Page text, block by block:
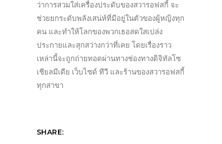
ว่าการสวมใส่เครื่องประดับของสวารอฟสกี้ จะ
ช่วยยกระดับพลังเสน่ห์ที่มีอยู่ในตัวของผู้หญิงทุก
คน และทำให้โลกของพวกเธอสดใสเปล่ง
ประกายและสุกสว่างกว่าที่เคย โดยเรื่องราว
เหล่านี้จะถูกถ่ายทอดผ่านทางช่องทางดิจิทัลโซ
เชียลมีเดีย เว็บไซด์ ทีวี และร้านของสวารอฟสกี้
ทุกสาขา
SHARE: